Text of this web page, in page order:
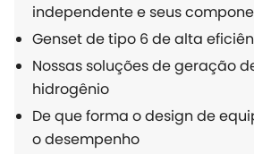
independente e seus
Genset de tipo 6 de alta
Nossas soluções de geração
hidrogênio
De que forma o design de
o desempenho